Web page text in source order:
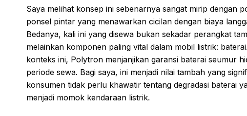
Saya melihat konsep ini sebenarnya sangat mirip dengan
ponsel pintar yang menawarkan cicilan dengan biaya
Bedanya, kali ini yang disewa bukan sekadar perangkat
melainkan komponen paling vital dalam mobil listrik:
konteks ini, Polytron menjanjikan garansi baterai seumur
periode sewa. Bagi saya, ini menjadi nilai tambah yang
konsumen tidak perlu khawatir tentang degradasi baterai
menjadi momok kendaraan listrik.